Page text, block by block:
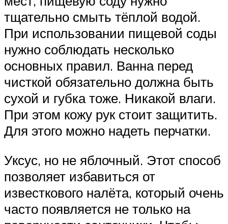
тщательно смыть тёплой водой.
При использовании пищевой соды
нужно соблюдать несколько
основных правил. Ванна перед
чисткой обязательно должна быть
сухой и губка тоже. Никакой влаги.
При этом кожу рук стоит защитить.
Для этого можно надеть перчатки.
Уксус, но не яблочный. Этот способ
позволяет избавиться от
известкового налёта, который очень
часто появляется не только на